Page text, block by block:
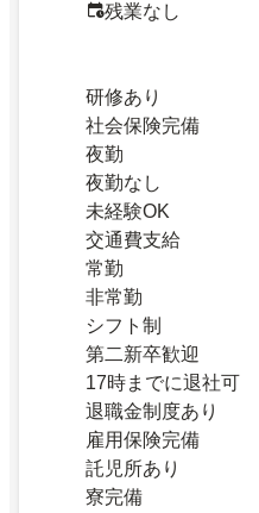
残業なし
研修あり
社会保険完備
夜勤
夜勤なし
未経験OK
交通費支給
常勤
非常勤
シフト制
第二新卒歓迎
17時までに退社可
退職金制度あり
雇用保険完備
託児所あり
寮完備